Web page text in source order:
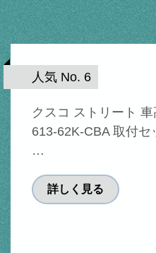
人気 No. 6
クスコ ストリート
613-62K-CBA 取付
…
詳しく見る